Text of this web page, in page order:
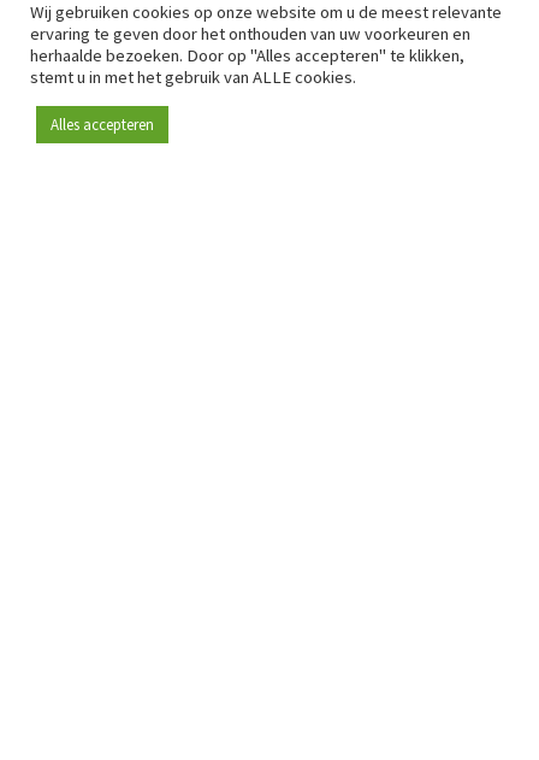
Wij gebruiken cookies op onze website om u de meest relevante
ervaring te geven door het onthouden van uw voorkeuren en
herhaalde bezoeken. Door op "Alles accepteren" te klikken,
stemt u in met het gebruik van ALLE cookies.
Alles accepteren